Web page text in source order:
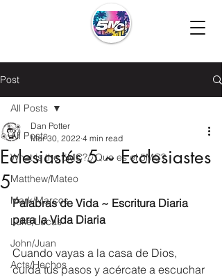
Post
All Posts
What is the 5MC?/¿Que es el 5MC?
Matthew/Mateo
Mark/Marcos
Luke/Lucas
John/Juan
Acts/Hechos
All Posts
Eclesiastés 5 ~ Ecclesiastes
5
Dan Potter
Mar 30, 2022 4 min read
Palabras de Vida ~ Escritura Diaria
para la Vida Diaria
Cuando vayas a la casa de Dios,
cuida tus pasos y acércate a escuchar